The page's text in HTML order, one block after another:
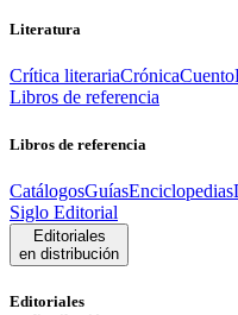
Literatura
Crítica literariaCrónicaCuento
Libros de referencia
Libros de referencia
CatálogosGuíasEnciclopedias
Siglo Editorial
Editoriales
en distribución
Editoriales